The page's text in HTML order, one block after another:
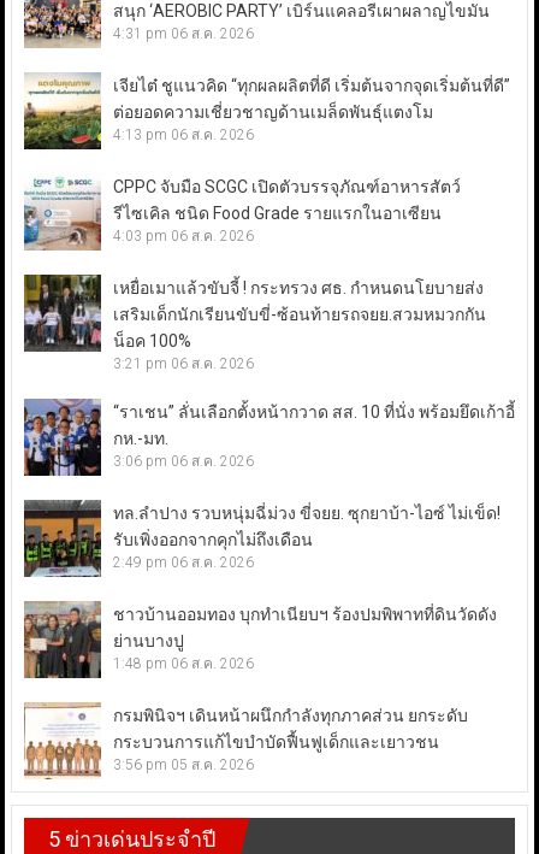
สนุก ‘AEROBIC PARTY’ เบิร์นแคลอรีเผาผลาญไขมัน
4:31 pm 06 ส.ค. 2026
เจียไต๋ ชูแนวคิด “ทุกผลผลิตที่ดี เริ่มต้นจากจุดเริ่มต้นที่ดี”
ต่อยอดความเชี่ยวชาญด้านเมล็ดพันธุ์แตงโม
4:13 pm 06 ส.ค. 2026
CPPC จับมือ SCGC เปิดตัวบรรจุภัณฑ์อาหารสัตว์
รีไซเคิล ชนิด Food Grade รายแรกในอาเซียน
4:03 pm 06 ส.ค. 2026
เหยื่อเมาแล้วขับจี้ ! กระทรวง ศธ. กำหนดนโยบายส่ง
เสริมเด็กนักเรียนขับขี่-ซ้อนท้ายรถจยย.สวมหมวกกัน
น็อค 100%
3:21 pm 06 ส.ค. 2026
“ราเชน” ลั่นเลือกตั้งหน้ากวาด สส. 10 ที่นั่ง พร้อมยึดเก้าอี้
กห.-มท.
3:06 pm 06 ส.ค. 2026
ทล.ลำปาง รวบหนุ่มฉี่ม่วง ขี่จยย. ซุกยาบ้า-ไอซ์ ไม่เข็ด!
รับเพิ่งออกจากคุกไม่ถึงเดือน
2:49 pm 06 ส.ค. 2026
ชาวบ้านออมทอง บุกทำเนียบฯ ร้องปมพิพาทที่ดินวัดดัง
ย่านบางปู
1:48 pm 06 ส.ค. 2026
กรมพินิจฯ เดินหน้าผนึกกำลังทุกภาคส่วน ยกระดับ
กระบวนการแก้ไขบำบัดฟื้นฟูเด็กและเยาวชน
3:56 pm 05 ส.ค. 2026
5 ข่าวเด่นประจำปี